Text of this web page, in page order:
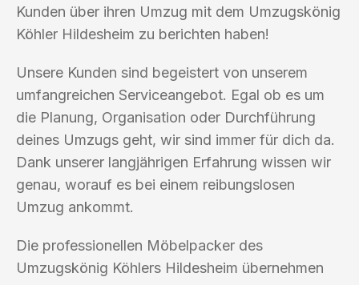
Kunden über ihren Umzug mit dem Umzugskönig
Köhler Hildesheim zu berichten haben!
Unsere Kunden sind begeistert von unserem
umfangreichen Serviceangebot. Egal ob es um
die Planung, Organisation oder Durchführung
deines Umzugs geht, wir sind immer für dich da.
Dank unserer langjährigen Erfahrung wissen wir
genau, worauf es bei einem reibungslosen
Umzug ankommt.
Die professionellen Möbelpacker des
Umzugskönig Köhlers Hildesheim übernehmen